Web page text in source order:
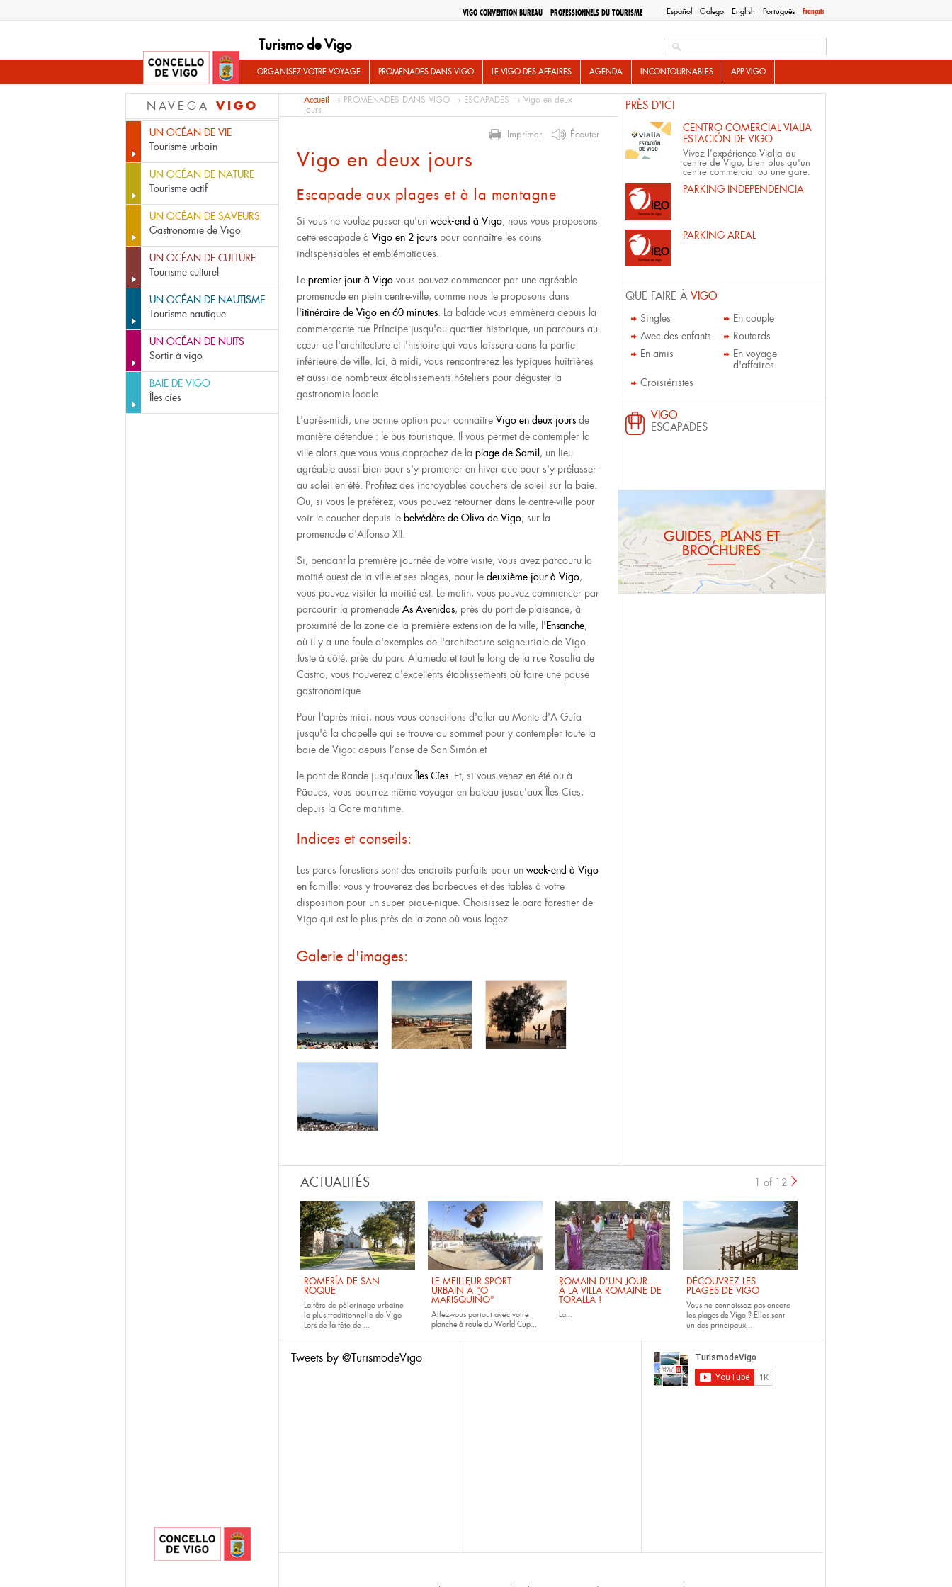
Español Galego English Português Français
VIGO CONVENTION BUREAU PROFESSIONNELS DU TOURISME
Turismo de Vigo
ORGANISEZ VOTRE VOYAGE PROMENADES DANS VIGO LE VIGO DES AFFAIRES AGENDA INCONTOURNABLES APP VIGO
NAVEGA VIGO
UN OCÉAN DE VIE
Tourisme urbain
UN OCÉAN DE NATURE
Tourisme actif
UN OCÉAN DE SAVEURS
Gastronomie de Vigo
UN OCÉAN DE CULTURE
Tourisme culturel
UN OCÉAN DE NAUTISME
Tourisme nautique
UN OCÉAN DE NUITS
Sortir à vigo
BAIE DE VIGO
Îles cíes
Accueil → PROMENADES DANS VIGO → ESCAPADES → Vigo en deux
jours
Imprimer Écouter
Vigo en deux jours
Escapade aux plages et à la montagne
Si vous ne voulez passer qu'un week-end à Vigo, nous vous proposons
cette escapade à Vigo en 2 jours pour connaître les coins
indispensables et emblématiques.
Le premier jour à Vigo vous pouvez commencer par une agréable
promenade en plein centre-ville, comme nous le proposons dans
l'itinéraire de Vigo en 60 minutes. La balade vous emmènera depuis la
commerçante rue Príncipe jusqu'au quartier historique, un parcours au
cœur de l'architecture et l'histoire qui vous laissera dans la partie
inférieure de ville. Ici, à midi, vous rencontrerez les typiques huîtrières
et aussi de nombreux établissements hôteliers pour déguster la
gastronomie locale.
L'après-midi, une bonne option pour connaître Vigo en deux jours de
manière détendue : le bus touristique. Il vous permet de contempler la
ville alors que vous vous approchez de la plage de Samil , un lieu
agréable aussi bien pour s'y promener en hiver que pour s'y prélasser
au soleil en été. Profitez des incroyables couchers de soleil sur la baie.
Ou, si vous le préférez, vous pouvez retourner dans le centre-ville pour
voir le coucher depuis le belvédère de Olivo de Vigo, sur la
promenade d'Alfonso XII.
Si, pendant la première journée de votre visite, vous avez parcouru la
moitié ouest de la ville et ses plages, pour le deuxième jour à Vigo,
vous pouvez visiter la moitié est. Le matin, vous pouvez commencer par
parcourir la promenade As Avenidas, près du port de plaisance, à
proximité de la zone de la première extension de la ville, l'Ensanche,
où il y a une foule d'exemples de l'architecture seigneuriale de Vigo.
Juste à côté, près du parc Alameda et tout le long de la rue Rosalía de
Castro, vous trouverez d'excellents établissements où faire une pause
gastronomique.
Pour l'après-midi, nous vous conseillons d'aller au Monte d'A Guía
jusqu'à la chapelle qui se trouve au sommet pour y contempler toute la
baie de Vigo: depuis l’anse de San Simón et
le pont de Rande jusqu'auxÎles Cíes. Et, si vous venez en été ou à
Pâques, vous pourrez même voyager en bateau jusqu'aux Îles Cíes,
depuis la Gare maritime.
Indices et conseils:
Les parcs forestiers sont des endroits parfaits pour un week-end à Vigo
en famille: vous y trouverez des barbecues et des tables à votre
disposition pour un super pique-nique. Choisissez le parc forestier de
Vigo qui est le plus près de la zone où vous logez.
Galerie d'images:
PRÈS D'ICI
CENTRO COMERCIAL VIALIA
ESTACIÓN DE VIGO
Vivez l'expérience Vialia au
centre de Vigo, bien plus qu'un
centre commercial ou une gare.
PARKING INDEPENDENCIA
PARKING AREAL
QUE FAIRE À VIGO
Singles
En couple
Avec des enfants
Routards
En amis
En voyage
d'affaires
Croisiéristes
VIGO
ESCAPADES
GUIDES, PLANS ET
BROCHURES
ACTUALITÉS
ROMERÍA DE SAN
ROQUE
La fête de pèlerinage urbaine
la plus traditionnelle de Vigo
Lors de la fête de ...
LE MEILLEUR SPORT
URBAIN À "O
MARISQUIÑO"
Allez-vous partout avec votre
planche à rouledu World Cup...
ROMAIN D'UN JOUR...
À LA VILLA ROMAINE DE
TORALLA !
La...
DÉCOUVREZ LES
PLAGES DE VIGO
Vous ne connaissez pas encore
les plages de Vigo ? Elles sont
un des principaux...
1 of 12
Tweets by @TurismodeVigo